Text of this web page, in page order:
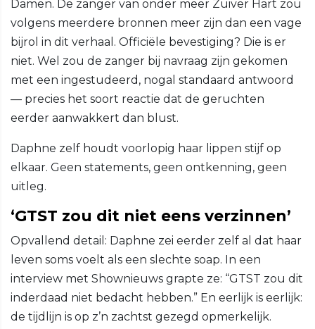
Damen. De zanger van onder meer Zuiver Hart zou
volgens meerdere bronnen meer zijn dan een vage
bijrol in dit verhaal. Officiële bevestiging? Die is er
niet. Wel zou de zanger bij navraag zijn gekomen
met een ingestudeerd, nogal standaard antwoord
— precies het soort reactie dat de geruchten
eerder aanwakkert dan blust.
Daphne zelf houdt voorlopig haar lippen stijf op
elkaar. Geen statements, geen ontkenning, geen
uitleg.
‘GTST zou dit niet eens verzinnen’
Opvallend detail: Daphne zei eerder zelf al dat haar
leven soms voelt als een slechte soap. In een
interview met Shownieuws grapte ze: “GTST zou dit
inderdaad niet bedacht hebben.” En eerlijk is eerlijk:
de tijdlijn is op z’n zachtst gezegd opmerkelijk.